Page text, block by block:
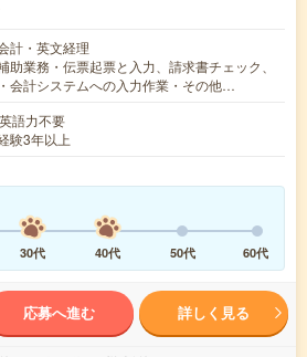
計・英文経理
助業務・伝票起票と入力、請求書チェック、
会計システムへの入力作業・その他…
語力不要
験3年以上
30代 40代 50代 60代
応募へ進む 詳しく見る